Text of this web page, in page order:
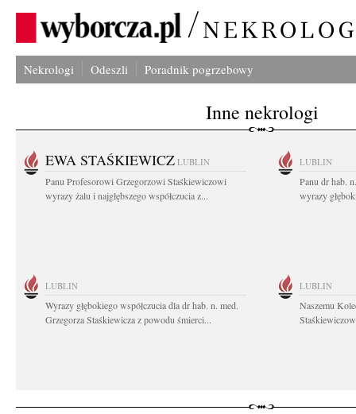
Nekrologi Odeszli Poradnik pogrzebowy
Inne nekrologi
EWA STAŚKIEWICZ LUBLIN
Panu Profesorowi Grzegorzowi Staśkiewiczowi
wyrazy żalu i najgłębszego współczucia z...
LUBLIN
Panu dr hab.
wyrazy
LUBLIN
Wyrazy głębokiego współczucia dla dr hab. n. med.
Grzegorza Staśkiewicza z powodu śmierci...
LUBLIN
Naszemu